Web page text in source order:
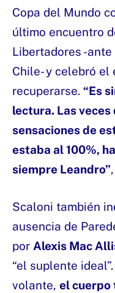
Copa del Mundo
último encuentro
Libertadores -
Chile- y celebró el
recuperarse. “Es
lectura. Las veces
sensaciones de
estaba al 100%,
siempre Leandro”
Scaloni también
ausencia de
por Alexis Mac
“el suplente
volante, el cuerpo